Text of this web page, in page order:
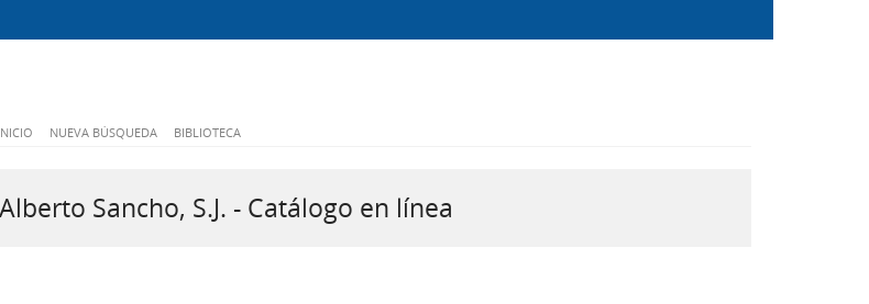
NUEVA BÚSQUEDA BIBLIOTECA
Sancho, S.J. - Catálogo en línea